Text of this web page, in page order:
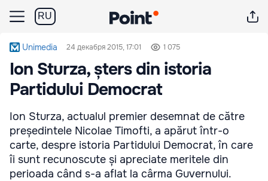
RU
Unimedia 24 декабря 2015, 17:01 1 075
Ion Sturza, șters din istoria
Partidului Democrat
Ion Sturza, actualul premier desemnat de către
președintele Nicolae Timofti, a apărut într-o
carte, despre istoria Partidului Democrat, în care
îi sunt recunoscute și apreciate meritele din
perioada când s-a aflat la cârma Guvernului.